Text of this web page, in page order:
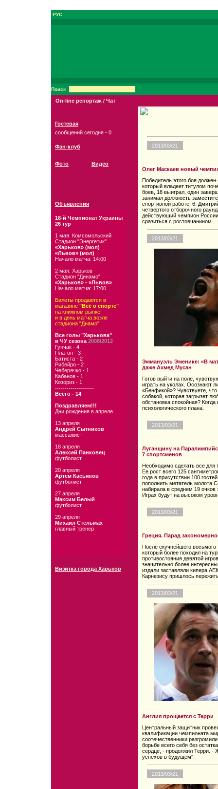
РУС
Поиск
On-line репортаж / Чат
Гостевая
сообщений сегодня - 0
Фан-клуб
Фото Видео
Объявления
18-й Чемпионат Украины
26 тур
1 мая. Комсомольский
Стадион "Энергетик"
«Харьков» (мол)
«Львов» (мол)
Начало матча: 14:00
2 мая. Харьков
Стадион "Динамо"
«Харьков» - «Львов»
Начало матча: 17:00
Билеты продаются в
магазине "Всё о спорте"
на книжном рынке
и в день матча возле
стадиона "Днамо".
Все голы "Харькова"
в ЧУ сезона 2008/2012
Гунчак - 4
Платон - 3
Батиста - 2
Рибейро - 2
Чеберячко - 1
Кабанов - 1
Козориз - 1
--------------------
Всего - 14
Поздравляем!!!
Дни рождения в апреле.
13 апреля
Андрей Сытников
массажист
18 апреля
Алексей Панковец
футболист
20 апреля
Артем Касьянов
футболист
27 апреля
Максим Белый
футболист
29 апреля
Михаил Стельмах
главный тренер
Визитка города Харьков
2013/03/21
Олег Маскаев новый
Победитель этого боя
который владеет титулом
боев, 18 выиграл, один
занимал должность
спортивной работе. 6.
четвертого отборочного
действующий чемпион
сразиться с ростовчанином ...
2013/03/21
Эммануэль Эменике: «В
даже Ахмед Муса»
Готов выйти на поле,
играть на уколах. Осознают
«Бенфикой»? Чувствуете,
собакой, которая загрызет
обстановка спокойная?
психологического плана.
2013/03/21
Луганщину на
7 спортсменов
Необходимо сделать все для
Ее рост всего 125
года в присутствии 100
пополнить метатель молота
набирала в среднем 19 очков
Играх будут на высоком
2013/03/21
Греция. Парад
После скучнейшего
который более походил на
противостояния девятой
значительно более
издали заставляли кипера
Карнезису пришлось
2013/03/21
Англия прощается с Терри
Центральный защитник
квалификации чемпионата
соотечественники
борьбе всего себя без
сердце, - продолжил Терри. -
успехов в будущем".
2013/03/21